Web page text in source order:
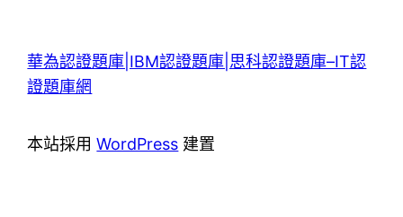
華為認證題庫|IBM認證題庫|思科認證題庫–IT認
證題庫網
本站採用WordPress 建置